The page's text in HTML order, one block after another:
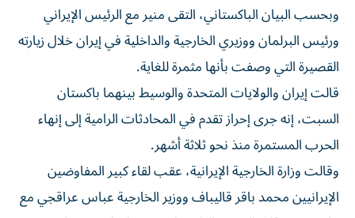
وبحسب البيان الباكستاني، التقى منير مع الرئيس الإيراني
ورئيس البرلمان ووزيري الخارجية والداخلية في إيران خلال زيارته
القصيرة التي وصفت بأنها مثمرة للغاية.
قالت إيران والولايات المتحدة والوسيط بينهما باكستان
‌السبت، إنه جرى إحراز تقدم في المحادثات الرامية إلى إنهاء
الحرب المستمرة منذ نحو ثلاثة أشهر.
وقالت وزارة ​الخارجية الإيرانية، عقب ⁠لقاء كبير المفاوضين
الإيرانيين محمد باقر قاليباف ووزير الخارجية عباس عراقجي مع